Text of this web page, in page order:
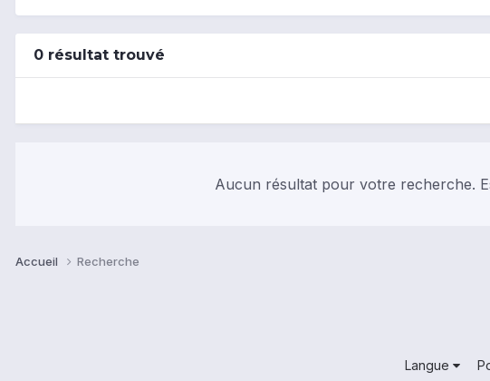
0 résultat trouvé
Aucun résultat pour votre recherche.
Accueil Recherche
Langue